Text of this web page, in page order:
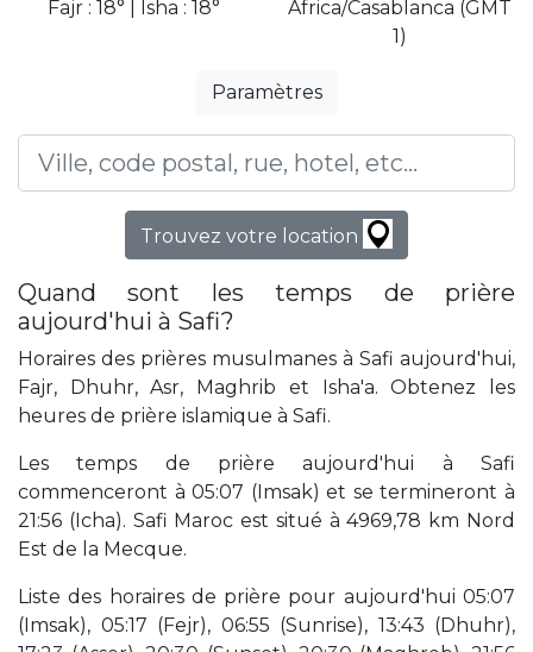
Fajr : 18° | Isha : 18°
Africa/Casablanca (GMT
1)
Paramètres
Trouvez votre location
Quand sont les temps de prière
aujourd'hui à Safi?
Horaires des prières musulmanes à Safi aujourd'hui,
Fajr, Dhuhr, Asr, Maghrib et Isha'a. Obtenez les
heures de prière islamique à Safi.
Les temps de prière aujourd'hui à Safi
commenceront à 05:07 (Imsak) et se termineront à
21:56 (Icha). Safi Maroc est situé à 4969,78 km Nord
Est de la Mecque.
Liste des horaires de prière pour aujourd'hui 05:07
(Imsak), 05:17 (Fejr), 06:55 (Sunrise), 13:43 (Dhuhr),